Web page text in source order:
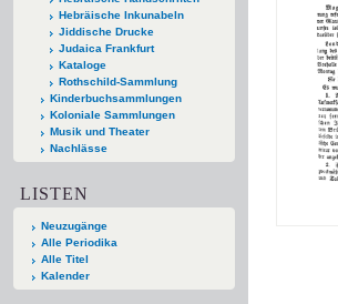
Hebräische Inkunabeln
Jiddische Drucke
Judaica Frankfurt
Kataloge
Rothschild-Sammlung
Kinderbuchsammlungen
Koloniale Sammlungen
Musik und Theater
Nachlässe
LISTEN
Neuzugänge
Alle Periodika
Alle Titel
Kalender